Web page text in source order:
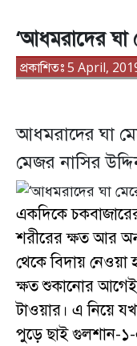
‘আধমরাদের ঘা
প্রকাশিতঃ 5 April,
আধমরাদের ঘা
মেজর নাসির
একদিকে
শরীরের ক্ষত আর
থেকে বিদায়
ক্ষত শুকানোর
টাওয়ার। এ নিয়ে
পুড়ে ছাই গুলশান-১-